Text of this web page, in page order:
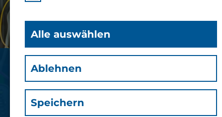
Studium
Applied Communication
Systems
Alle auswählen
Ablehnen
Speichern